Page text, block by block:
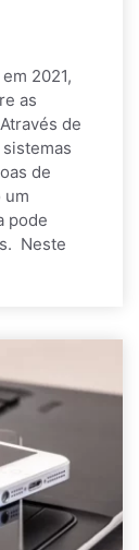
2021,
as
de
de
um
pode
Neste